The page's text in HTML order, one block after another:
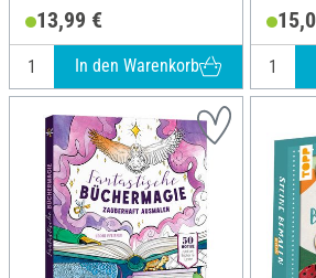
13,99 €
In den Warenkorb
cm